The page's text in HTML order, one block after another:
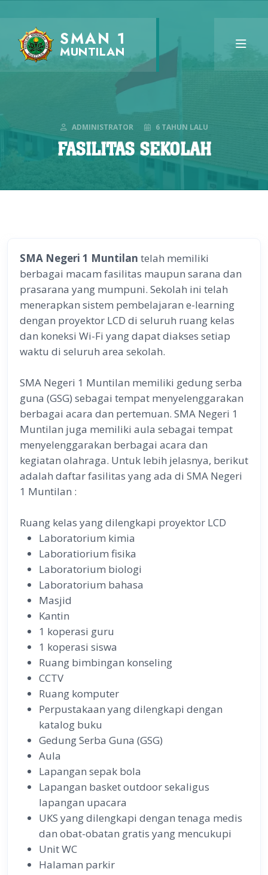
SMAN 1
MUNTILAN
ADMINISTRATOR 6 TAHUN LALU
FASILITAS SEKOLAH
SMA Negeri 1 Muntilan telah memiliki
berbagai macam fasilitas maupun sarana dan
prasarana yang mumpuni. Sekolah ini telah
menerapkan sistem pembelajaran e-learning
dengan proyektor LCD di seluruh ruang kelas
dan koneksi Wi-Fi yang dapat diakses setiap
waktu di seluruh area sekolah.
SMA Negeri 1 Muntilan memiliki gedung serba
guna (GSG) sebagai tempat menyelenggarakan
berbagai acara dan pertemuan. SMA Negeri 1
Muntilan juga memiliki aula sebagai tempat
menyelenggarakan berbagai acara dan
kegiatan olahraga. Untuk lebih jelasnya, berikut
adalah daftar fasilitas yang ada di SMA Negeri
1 Muntilan :
Ruang kelas yang dilengkapi proyektor LCD
Laboratorium kimia
Laboratiorium fisika
Laboratorium biologi
Laboratorium bahasa
Masjid
Kantin
1 koperasi guru
1 koperasi siswa
Ruang bimbingan konseling
CCTV
Ruang komputer
Perpustakaan yang dilengkapi dengan
katalog buku
Gedung Serba Guna (GSG)
Aula
Lapangan sepak bola
Lapangan basket outdoor sekaligus
lapangan upacara
UKS yang dilengkapi dengan tenaga medis
dan obat-obatan gratis yang mencukupi
Unit WC
Halaman parkir